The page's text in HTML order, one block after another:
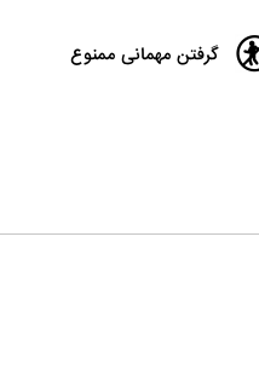
گرفتن مهمانی ممنوع